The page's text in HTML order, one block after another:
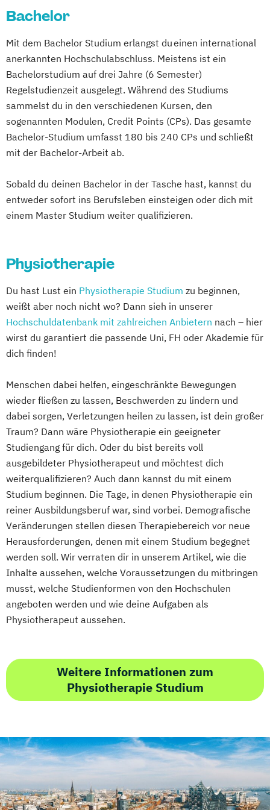
Klinische Soziale Arbeit
Kunsttherapie Logopädie
Medical and Health Education
Medizinpädagogik Musiktherapie
Neurorehabilitation
Physiotherapie
Psychologie
Psychologie mit Schwerpunkt Klinische
PsychThG 2019)
Psychologie mit Schwerpunkt
Rechtspsychologie
Sportphysiotherapie für Team- und
Bachelor
Mit dem Bachelor Studium erlangst du einen international
anerkannten Hochschulabschluss. Meistens ist ein
Bachelorstudium auf drei Jahre (6 Semester)
Regelstudienzeit ausgelegt. Während des Studiums
sammelst du in den verschiedenen Kursen, den
sogenannten Modulen, Credit Points (CPs). Das gesamte
Bachelor-Studium umfasst 180 bis 240 CPs und schließt
mit der Bachelor-Arbeit ab.
Sobald du deinen Bachelor in der Tasche hast, kannst du
entweder sofort ins Berufsleben einsteigen oder dich mit
einem Master Studium weiter qualifizieren.
Physiotherapie
Du hast Lust ein Physiotherapie Studium zu beginnen,
weißt aber noch nicht wo? Dann sieh in unserer
Hochschuldatenbank mit zahlreichen Anbietern nach – hier
wirst du garantiert die passende Uni, FH oder Akademie für
dich finden!
Menschen dabei helfen, eingeschränkte Bewegungen
wieder fließen zu lassen, Beschwerden zu lindern und
dabei sorgen, Verletzungen heilen zu lassen, ist dein großer
Traum? Dann wäre Physiotherapie ein geeigneter
Studiengang für dich. Oder du bist bereits voll
ausgebildeter Physiotherapeut und möchtest dich
weiterqualifizieren? Auch dann kannst du mit einem
Studium beginnen. Die Tage, in denen Physiotherapie ein
reiner Ausbildungsberuf war, sind vorbei. Demografische
Veränderungen stellen diesen Therapiebereich vor neue
Herausforderungen, denen mit einem Studium begegnet
werden soll. Wir verraten dir in unserem Artikel, wie die
Inhalte aussehen, welche Voraussetzungen du mitbringen
musst, welche Studienformen von den Hochschulen
angeboten werden und wie deine Aufgaben als
Physiotherapeut aussehen.
Weitere Informationen zum
Physiotherapie Studium